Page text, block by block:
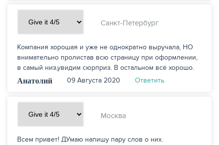
Санкт-Петербург
Компания хорошая и уже не однократно выручала, НО
внимательно пролистав всю страницу при оформлении,
в самый низ,увидим сюрприз. В остальном всё хорошо.
Анатолий
09 Августа 2020 Ответить
Москва
Всем привет! ДУмаю напишу пару слов о них.